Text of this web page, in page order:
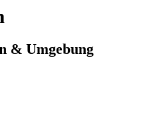
& Umgebung